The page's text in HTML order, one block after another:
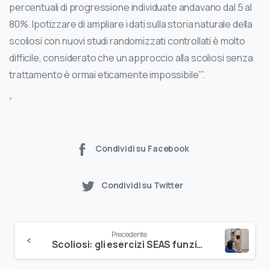
percentuali di progressione individuate andavano dal 5 al
80%. Ipotizzare di ampliare i dati sulla storia naturale della
scoliosi con nuovi studi randomizzati controllati è molto
difficile, considerato che un approccio alla scoliosi senza
trattamento è ormai eticamente impossibile””.
“
Condividi su Facebook
Condividi su Twitter
Precedente
Scoliosi: gli esercizi SEAS funzionano, lo dice un nuovo studio